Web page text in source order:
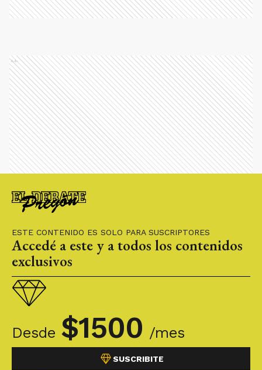
ESTE CONTENIDO ES SOLO PARA SUSCRIPTORES
Accedé a este y a todos los contenidos
exclusivos
Desde $1500 /mes
SUSCRIBITE
Ads